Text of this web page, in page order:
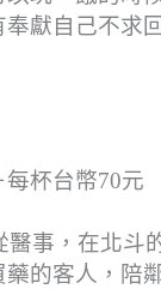
獻自己不求
每杯台幣70元
事，在北斗
的客人，陪